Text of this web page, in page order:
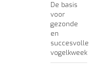
De basis
voor
gezonde
en
succesvolle
vogelkweek